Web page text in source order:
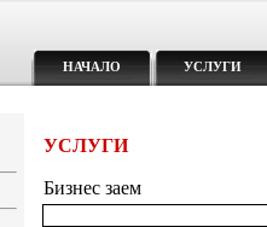
НАЧАЛО УСЛУГИ
УСЛУГИ
Бизнес заем